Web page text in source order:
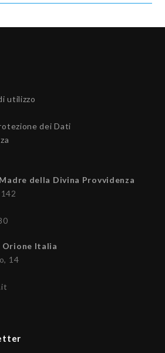
utilizzo
dei Dati
della Divina Provvidenza
Orione Italia
14